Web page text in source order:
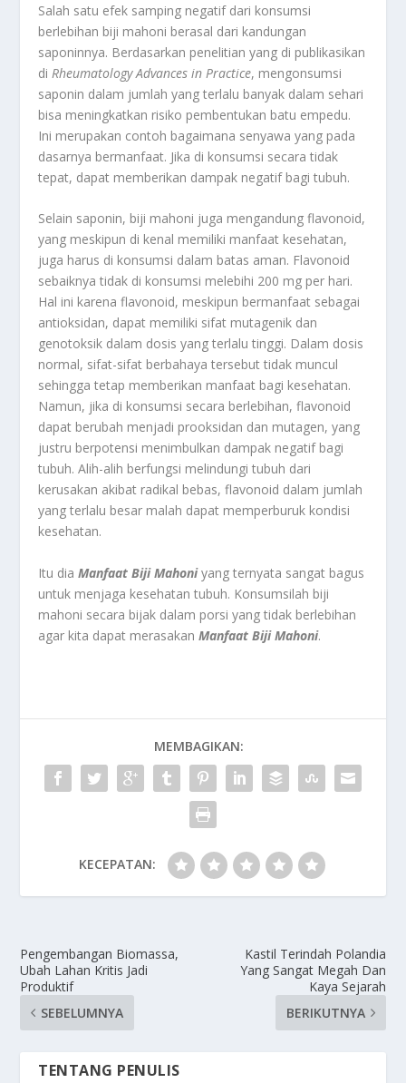
Salah satu efek samping negatif dari konsumsi
berlebihan biji mahoni berasal dari kandungan
saponinnya. Berdasarkan penelitian yang di publikasikan
diRheumatology Advances in Practice, mengonsumsi
saponin dalam jumlah yang terlalu banyak dalam sehari
bisa meningkatkan risiko pembentukan batu empedu.
Ini merupakan contoh bagaimana senyawa yang pada
dasarnya bermanfaat. Jika di konsumsi secara tidak
tepat, dapat memberikan dampak negatif bagi tubuh.
Selain saponin, biji mahoni juga mengandung flavonoid,
yang meskipun di kenal memiliki manfaat kesehatan,
juga harus di konsumsi dalam batas aman. Flavonoid
sebaiknya tidak di konsumsi melebihi 200 mg per hari.
Hal ini karena flavonoid, meskipun bermanfaat sebagai
antioksidan, dapat memiliki sifat mutagenik dan
genotoksik dalam dosis yang terlalu tinggi. Dalam dosis
normal, sifat-sifat berbahaya tersebut tidak muncul
sehingga tetap memberikan manfaat bagi kesehatan.
Namun, jika di konsumsi secara berlebihan, flavonoid
dapat berubah menjadi prooksidan dan mutagen, yang
justru berpotensi menimbulkan dampak negatif bagi
tubuh. Alih-alih berfungsi melindungi tubuh dari
kerusakan akibat radikal bebas, flavonoid dalam jumlah
yang terlalu besar malah dapat memperburuk kondisi
kesehatan.
Itu diaManfaat Biji Mahoniyang ternyata sangat bagus
untuk menjaga kesehatan tubuh. Konsumsilah biji
mahoni secara bijak dalam porsi yang tidak berlebihan
agar kita dapat merasakanManfaat Biji Mahoni.
MEMBAGIKAN:
KECEPATAN:
Pengembangan Biomassa,
Ubah Lahan Kritis Jadi
Produktif
SEBELUMNYA
Kastil Terindah Polandia
Yang Sangat Megah Dan
Kaya Sejarah
BERIKUTNYA
TENTANG PENULIS